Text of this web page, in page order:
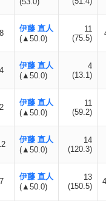
8
伊藤 直人
(▲50.0)
11
(75.5)
4
伊藤 直人
(▲50.0)
4
(13.1)
2
伊藤 直人
(▲50.0)
11
(59.2)
伊藤 直人
(▲50.0)
14
(120.3)
7
伊藤 直人
(▲50.0)
13
(150.5)